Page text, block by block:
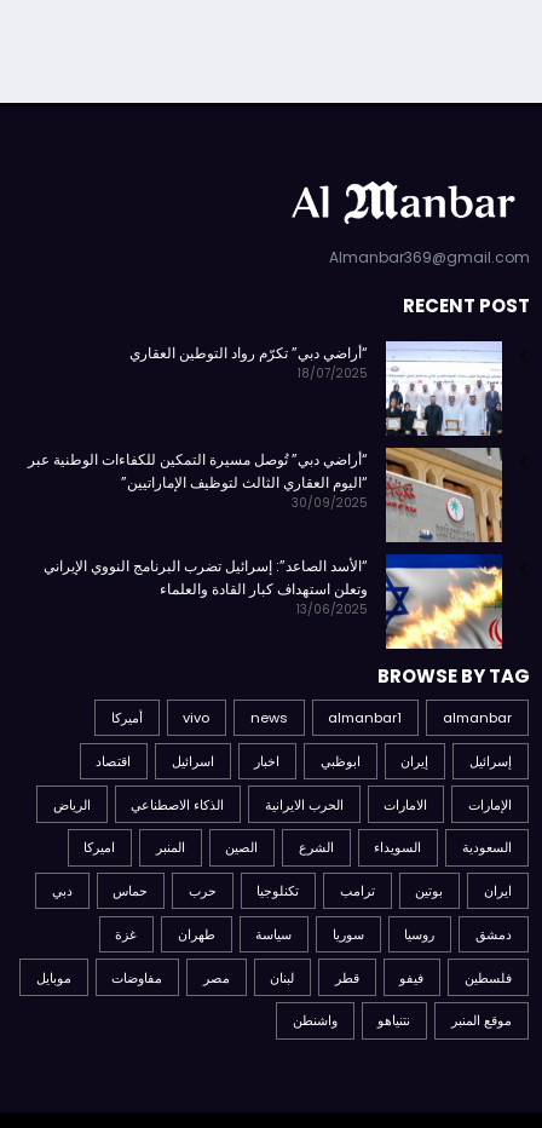
Almanbar369@gmail.com
RECENT POST
“أراضي دبي” تكرّم رواد التوطين العقاري
18/07/2025
“أراضي دبي” تُوصل مسيرة التمكين للكفاءات الوطنية عبر
“اليوم العقاري الثالث لتوظيف الإماراتيين”
30/09/2025
“الأسد الصاعد”: إسرائيل تضرب البرنامج النووي الإيراني
وتعلن استهداف كبار القادة والعلماء
13/06/2025
BROWSE BY TAG
almanbar
almanbar1
news
vivo أميركا
إسرائيل إيران ابوظبي اخبار اسرائيل اقتصاد
الإمارات الامارات الحرب الايرانية الذكاء الاصطناعي الرياض
السعودية السويداء الشرع الصين المنبر اميركا
ايران بوتين ترامب تكنلوجيا حرب حماس دبي
دمشق روسيا سوريا سياسة طهران غزة
فلسطين فيفو قطر لبنان مصر مفاوضات موبايل
موقع المنبر نتنياهو واشنطن